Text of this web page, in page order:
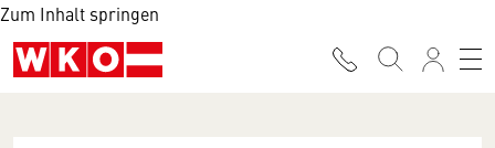
Zum Inhalt springen